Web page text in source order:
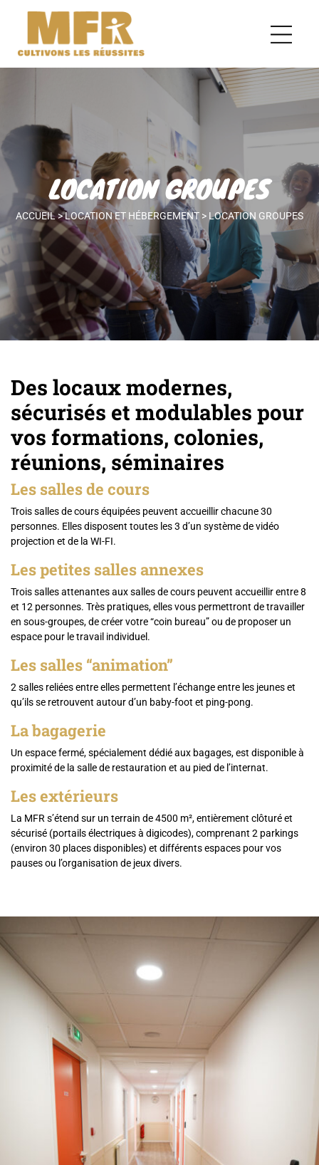
LOCATION GROUPES
ACCUEIL>LOCATION ET HÉBERGEMENT > LOCATION GROUPES
Des locaux modernes,
sécurisés et modulables pour
vos formations, colonies,
réunions, séminaires
Les salles de cours
Trois salles de cours équipées peuvent accueillir chacune 30
personnes. Elles disposent toutes les 3 d’un système de vidéo
projection et de la WI-FI.
Les petites salles annexes
Trois salles attenantes aux salles de cours peuvent accueillir entre 8
et 12 personnes. Très pratiques, elles vous permettront de travailler
en sous-groupes, de créer votre “coin bureau” ou de proposer un
espace pour le travail individuel.
Les salles “animation”
2 salles reliées entre elles permettent l’échange entre les jeunes et
qu’ils se retrouvent autour d’un baby-foot et ping-pong.
La bagagerie
Un espace fermé, spécialement dédié aux bagages, est disponible à
proximité de la salle de restauration et au pied de l’internat.
Les extérieurs
La MFR s’étend sur un terrain de 4500 m², entièrement clôturé et
sécurisé (portails électriques à digicodes), comprenant 2 parkings
(environ 30 places disponibles) et différents espaces pour vos
pauses ou l’organisation de jeux divers.